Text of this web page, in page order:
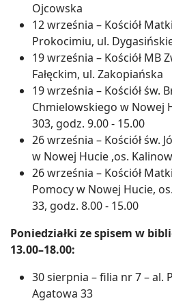
Ojcowska
12 września – Kościół
Prokocimiu, ul.
19 września – Kościół MB
Fałęckim, ul. Zakopiańska
19 września – Kościół św.
Chmielowskiego w Nowej
303, godz. 9.00 - 15.00
26 września – Kościół św.
w Nowej Hucie ,os.
26 września – Kościół
Pomocy w Nowej Hucie,
33, godz. 8.00 - 15.00
Poniedziałki ze spisem w
13.00–18.00:
30 sierpnia – filia nr 7 – al.
Agatowa 33